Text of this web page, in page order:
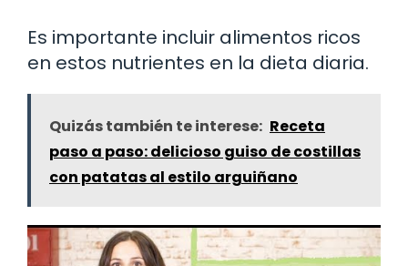
Es importante incluir alimentos ricos
en estos nutrientes en la dieta diaria.
Quizás también te interese: Receta
paso a paso: delicioso guiso de costillas
con patatas al estilo arguiñano